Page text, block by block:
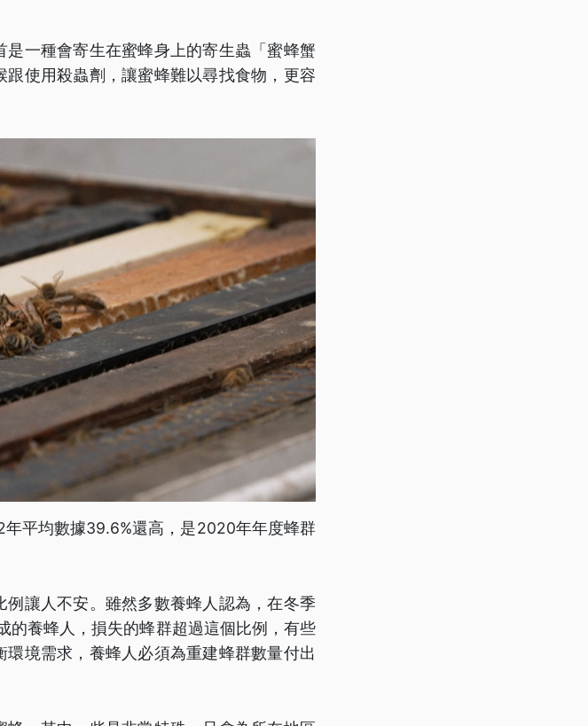
一種會寄生在蜜蜂身上的寄生蟲「蜜蜂蟹
使用殺蟲劑，讓蜜蜂難以尋找食物，更容
平均數據39.6%還高，是2020年年度蜂群
讓人不安。雖然多數養蜂人認為，在冬季
的養蜂人，損失的蜂群超過這個比例，有些
境需求，養蜂人必須為重建蜂群數量付出